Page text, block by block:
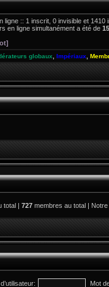
ligne :: 1 inscrit, 0 invisible et
en ligne simultanément a été de
globaux Impériaux
total | 727 membres au total |
Mot